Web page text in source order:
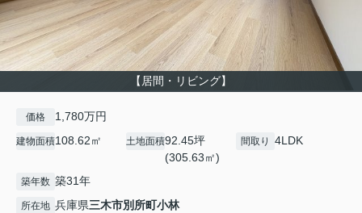
【居間・リビング】
価格 1,780万円
建物面積108.62㎡ 土地面積92.45坪
(305.63㎡)
間取り 4LDK
築年数 築31年
所在地 兵庫県三木市別所町小林